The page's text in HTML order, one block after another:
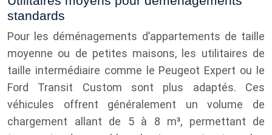
standards
Pour les déménagements d’appartements de taille
moyenne ou de petites maisons, les utilitaires de
taille intermédiaire comme le Peugeot Expert ou le
Ford Transit Custom sont plus adaptés. Ces
véhicules offrent généralement un volume de
chargement allant de 5 à 8 m³, permettant de